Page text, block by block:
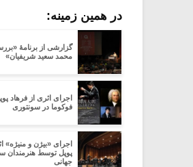
در همین زمینه:
گزارشی از برنامۀ
محمد سعید شریفیان»
اجرای اثری از فرهاد
فوکوما در سونتوری
اجرای «بیژن و منیژه»
پوپل توسط هنرمندان
جهانی